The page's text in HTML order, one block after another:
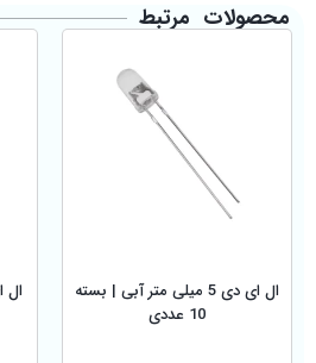
محصولات مرتبط
ال ای دی 5 میلی متر آبی | بسته
10 عددی